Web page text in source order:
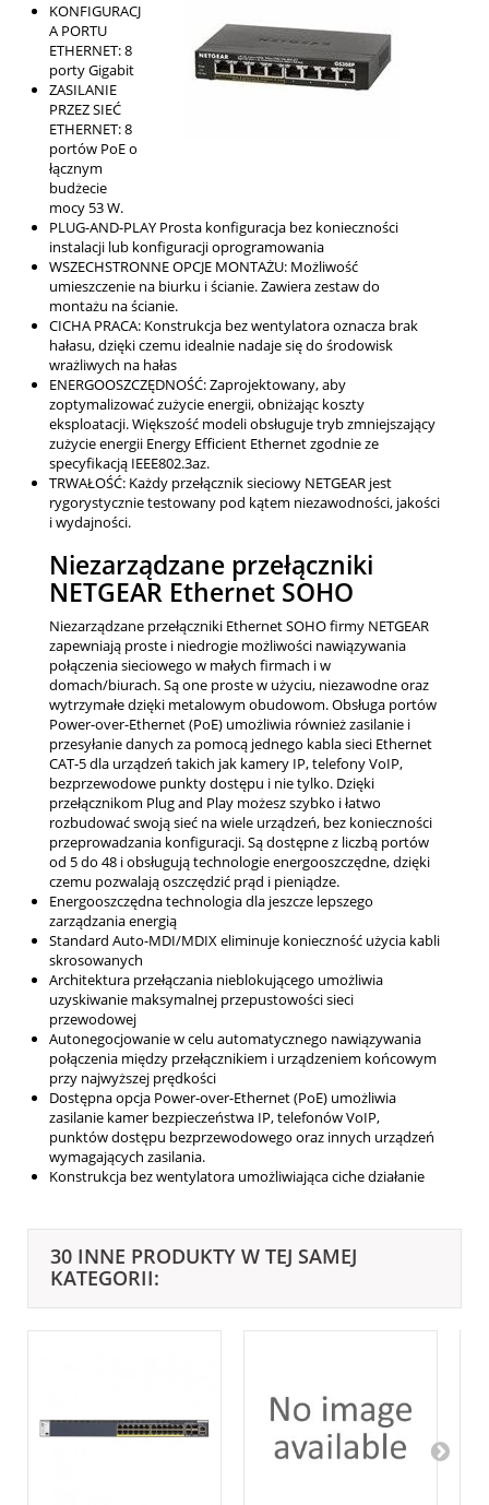
KONFIGURACJ
A PORTU
ETHERNET: 8
porty Gigabit
ZASILANIE
PRZEZ SIEĆ
ETHERNET: 8
portów PoE o
łącznym
budżecie
mocy 53 W.
PLUG-AND-PLAY Prosta konfiguracja bez konieczności
instalacji lub konfiguracji oprogramowania
WSZECHSTRONNE OPCJE MONTAŻU: Możliwość
umieszczenie na biurku i ścianie. Zawiera zestaw do
montażu na ścianie.
CICHA PRACA: Konstrukcja bez wentylatora oznacza brak
hałasu, dzięki czemu idealnie nadaje się do środowisk
wrażliwych na hałas
ENERGOOSZCZĘDNOŚĆ: Zaprojektowany, aby
zoptymalizować zużycie energii, obniżając koszty
eksploatacji. Większość modeli obsługuje tryb zmniejszający
zużycie energii Energy Efficient Ethernet zgodnie ze
specyfikacją IEEE802.3az.
TRWAŁOŚĆ: Każdy przełącznik sieciowy NETGEAR jest
rygorystycznie testowany pod kątem niezawodności, jakości
i wydajności.
Niezarządzane przełączniki
NETGEAR Ethernet SOHO
Niezarządzane przełączniki Ethernet SOHO firmy NETGEAR
zapewniają proste i niedrogie możliwości nawiązywania
połączenia sieciowego w małych firmach i w
domach/biurach. Są one proste w użyciu, niezawodne oraz
wytrzymałe dzięki metalowym obudowom. Obsługa portów
Power-over-Ethernet (PoE) umożliwia również zasilanie i
przesyłanie danych za pomocą jednego kabla sieci Ethernet
CAT-5 dla urządzeń takich jak kamery IP, telefony VoIP,
bezprzewodowe punkty dostępu i nie tylko. Dzięki
przełącznikom Plug and Play możesz szybko i łatwo
rozbudować swoją sieć na wiele urządzeń, bez konieczności
przeprowadzania konfiguracji. Są dostępne z liczbą portów
od 5 do 48 i obsługują technologie energooszczędne, dzięki
czemu pozwalają oszczędzić prąd i pieniądze.
Energooszczędna technologia dla jeszcze lepszego
zarządzania energią
Standard Auto-MDI/MDIX eliminuje konieczność użycia kabli
skrosowanych
Architektura przełączania nieblokującego umożliwia
uzyskiwanie maksymalnej przepustowości sieci
przewodowej
Autonegocjowanie w celu automatycznego nawiązywania
połączenia między przełącznikiem i urządzeniem końcowym
przy najwyższej prędkości
Dostępna opcja Power-over-Ethernet (PoE) umożliwia
zasilanie kamer bezpieczeństwa IP, telefonów VoIP,
punktów dostępu bezprzewodowego oraz innych urządzeń
wymagających zasilania.
Konstrukcja bez wentylatora umożliwiająca ciche działanie
30 INNE PRODUKTY W TEJ SAMEJ
KATEGORII: